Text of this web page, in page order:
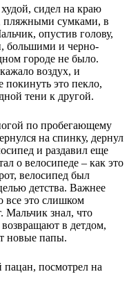
сидел на краю
сумками, в
опустив голову,
большими и черно-
городе не было.
воздух, и
покинуть это пекло,
тени к другой.
по пробегающему
на спинку, дернул
и раздавил еще
о велосипеде – как это
велосипед был
детства. Важнее
все это слишком
Мальчик знал, что
в детдом,
новые папы.
посмотрел на